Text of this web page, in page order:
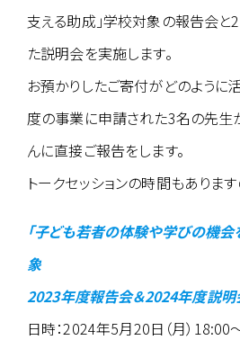
支える助成」学校対象の報告会
た説明会を実施します。
お預かりしたご寄付がどのように
度の事業に申請された3名の先生
んに直接ご報告をします。
トークセッションの時間もあります
「子ども若者の体験や学びの機会
象
2023年度報告会＆2024年度説明
日時：2024年5月20日（月）18:00